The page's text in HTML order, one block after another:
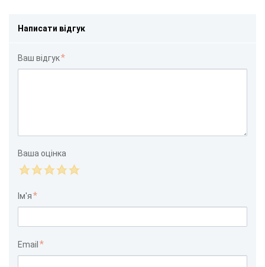
Написати відгук
Ваш відгук
Ваша оцінка
Ім'я
Email